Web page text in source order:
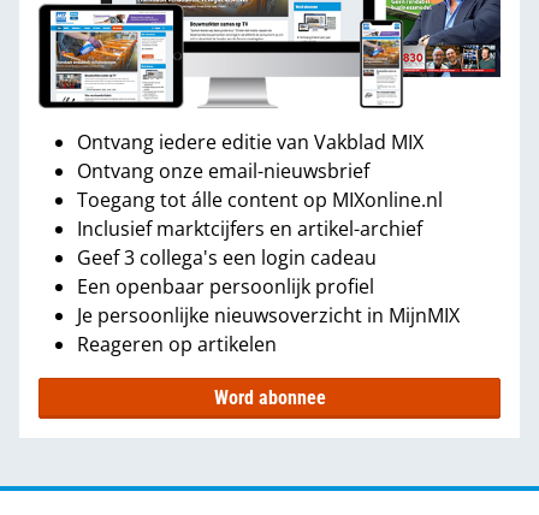
Ontvang iedere editie van Vakblad MIX
Ontvang onze email-nieuwsbrief
Toegang tot álle content op MIXonline.nl
Inclusief marktcijfers en artikel-archief
Geef 3 collega's een login cadeau
Een openbaar persoonlijk profiel
Je persoonlijke nieuwsoverzicht in MijnMIX
Reageren op artikelen
Word abonnee